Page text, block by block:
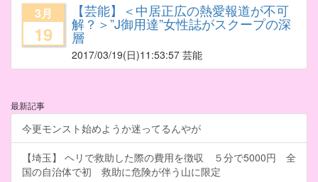
3月
19
【芸能】＜中居正広の熱愛報道が不可
解？＞”J御用達”女性誌がスクープの深
層
2017/03/19(日)11:53:57 芸能
最新記事
今更モンスト始めようか迷ってるんやが
【埼玉】 ヘリで救助した際の費用を徴収 ５分で5000円 全
国の自治体で初 救助に危険が伴う山に限定